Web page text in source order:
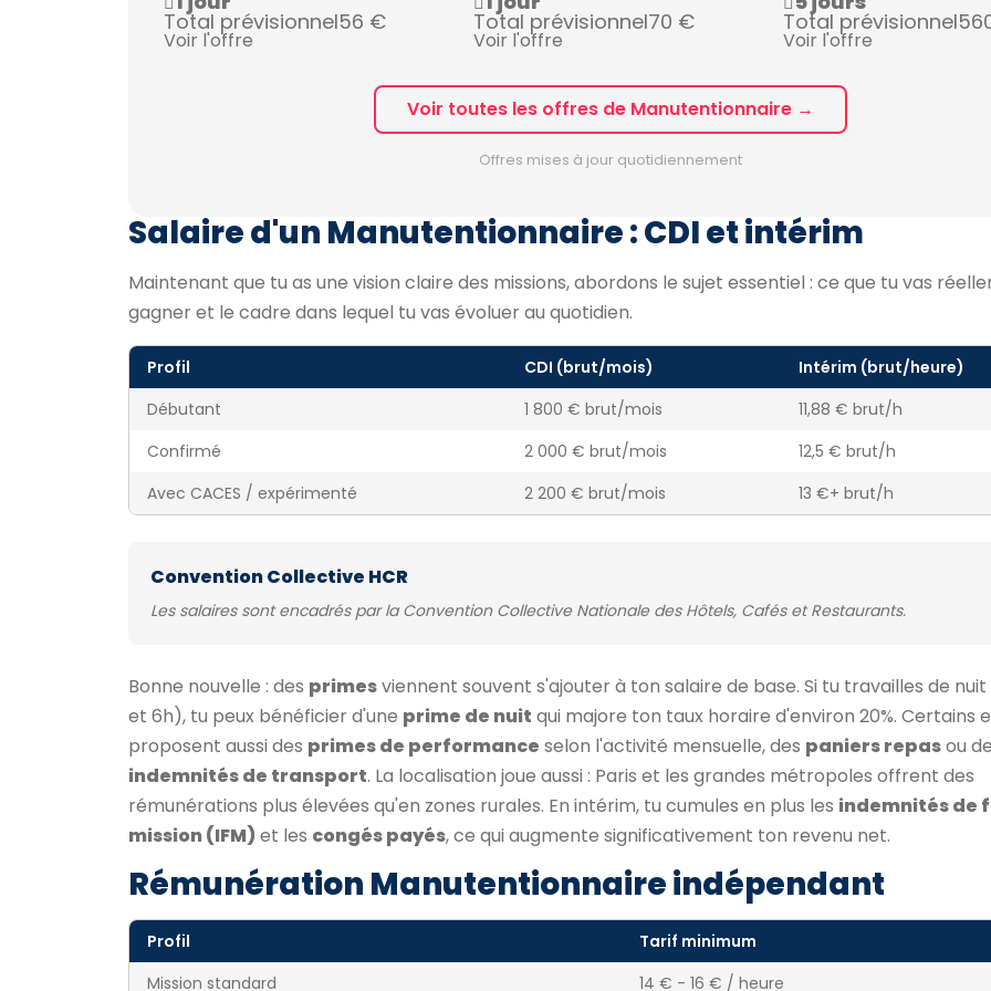
Total prévisionnel56 €
Voir l'offre
Total prévisionnel70 €
Voir l'offre
Total prévisionnel
Voir l'offre
Voir toutes les offres de Manutentionnaire →
Offres mises à jour quotidiennement
Salaire d'un Manutentionnaire : CDI et intérim
Maintenant que tu as une vision claire des missions, abordons le sujet essentiel : ce que tu vas
gagner et le cadre dans lequel tu vas évoluer au quotidien.
Profil CDI (brut/mois)
Intérim (brut/heure)
Débutant
1 800 € brut/mois
11,88 € brut/h
Confirmé
2 000 € brut/mois
12,5 € brut/h
Avec CACES / expérimenté
2 200 € brut/mois 13 €+ brut/h
Convention Collective HCR
Les salaires sont encadrés par la Convention Collective Nationale des Hôtels, Cafés et Restaurants.
Bonne nouvelle : des primesviennent souvent s'ajouter à ton salaire de base. Si tu travailles de nuit
et 6h), tu peux bénéficier d'une prime de nuit qui majore ton taux horaire d'environ 20%. Certains
proposent aussi des primes de performance selon l'activité mensuelle, des paniers repasou
indemnités de transport. La localisation joue aussi : Paris et les grandes métropoles offrent des
rémunérations plus élevées qu'en zones rurales. En intérim, tu cumules en plus les indemnités de
mission (IFM) et les congés payés, ce qui augmente significativement ton revenu net.
Rémunération Manutentionnaire indépendant
Profil
Tarif minimum
Mission standard
14 € - 16 € / heure